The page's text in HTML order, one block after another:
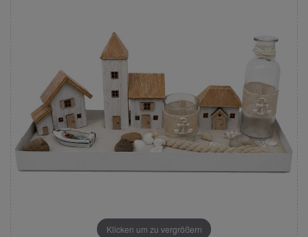
Klicken um zu vergrößern